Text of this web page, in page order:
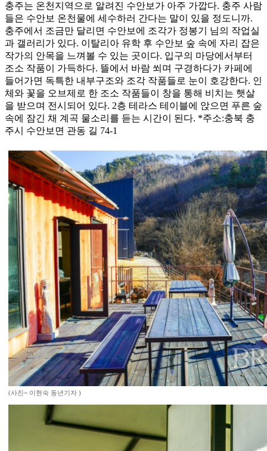
충주는 온천지역으로 알려진 수안보가 아주 가깝다. 충주 사람
들은 수안보 온천물에 세수하러 간다는 말이 있을 정도니까.
충주에서 조금만 달리면 수안보에 조각가 정봉기 님의 작업실
과 갤러리가 있다. 이탈리아 유학 후 수안보 숲 속에 자리 잡은
작가의 안목을 느껴볼 수 있는 곳이다. 입구의 마당에서부터
조소 작품이 가득하다. 뜰에서 바람 쐬며 구경하다가 카페에
들어가면 독특한 내부구조와 조각 작품들로 눈이 호강한다. 인
체와 꽃을 오브제로 한 조소 작품들이 창을 통해 비치는 햇살
을 받으며 전시되어 있다. 2층 테라스 테이블에 앉으면 푸른 숲
속에 잠긴 채 계곡 물소리를 듣는 시간이 된다. *주소:충북 충
주시 수안보면 관동 길 74-1
(사진= 이현숙 동년기자 )